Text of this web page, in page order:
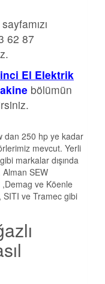
sayfamızı
62 87
El Elektrik
bölümün
dan 250 hp ye kadar
mevcut. Yerli
markalar dışında
SEW
ve Köenle
SITI ve Tramec gibi